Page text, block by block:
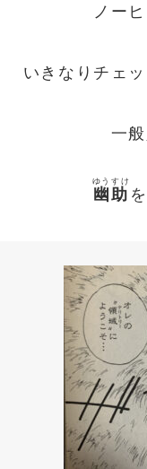
ノー
いきなりチェ
一
幽助
ゆうすけ